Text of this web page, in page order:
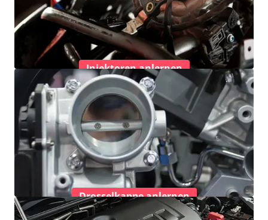
Injektoren anlernen
Drosselkappe anlernen